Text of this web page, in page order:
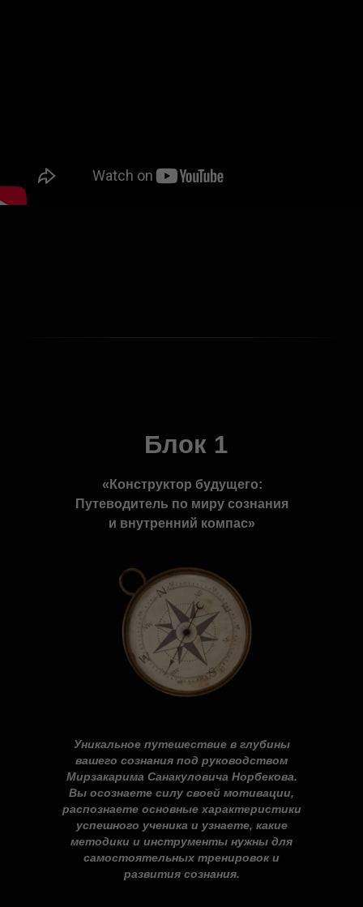
Блок 1
Уникальное путешествие в глубины
вашего сознания под руководством
Мирзакарима Санакуловича Норбекова.
Вы осознаете силу своей мотивации,
распознаете основные характеристики
успешного ученика и узнаете, какие
методики и инструменты нужны для
самостоятельных тренировок и
развития сознания.
«Конструктор будущего:
Путеводитель по миру сознания
и внутренний компас»